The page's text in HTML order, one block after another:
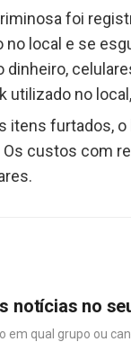
foi
no local e se
dinheiro,
utilizado no
itens furtados,
Os custos com
notícias no
em qual grupo ou